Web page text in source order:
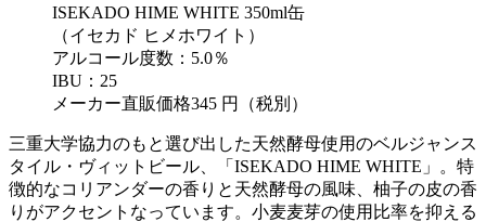
ISEKADO HIME WHITE 350ml缶
（イセカド ヒメホワイト）
アルコール度数：5.0％
IBU：25
メーカー直販価格345 円（税別）
三重大学協力のもと選び出した天然酵母使用のベルジャンス
タイル・ヴィットビール、「ISEKADO HIME WHITE」。特
徴的なコリアンダーの香りと天然酵母の風味、柚子の皮の香
りがアクセントなっています。小麦麦芽の使用比率を抑える